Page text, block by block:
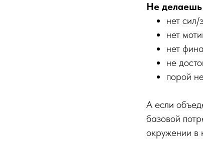
Не делаешь
нет сил/
нет
нет
не
порой
А если
базовой
окружении в